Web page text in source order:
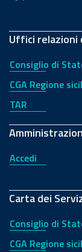
Uffici relazioni
Consiglio di
CGA Regione
TAR
Accedi
Carta dei
Consiglio di
CGA Regione